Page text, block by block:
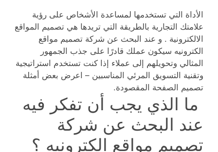
الأداة التي تستخدمها لمساعدة الأشخاص على رؤية
علامتك التجارية بالطريقة التي تريدها هي تصميم المواقع
الالكترونية . و عند البحث عن شركة تصميم مواقع
الكترونيه سيكون عملك قادرًا على جذب الجمهور
المثالي وتحويلهم إلى عملاء إذا كنت تستخدم استراتيجية
وتقنية التسويق المرئي المناسبين – اعرض بعض أمثلة
تصميم الصفحة المقصودة.
ما الذي يجب أن تفكر فيه
عند البحث عن شركة
تصميم مواقع الكترونيه ؟